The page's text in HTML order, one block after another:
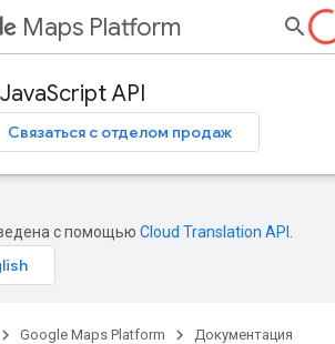
Maps Platform
API
Связаться с отделом продаж
с помощью Cloud Translation API
Google Maps Platform
Документация